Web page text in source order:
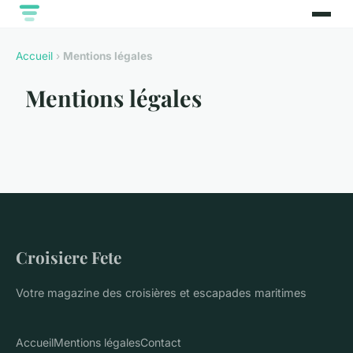
Accueil › Mentions légales
Mentions légales
Croisiere Fete
Votre magazine des croisières et escapades maritimes
AccueilMentions légalesContact